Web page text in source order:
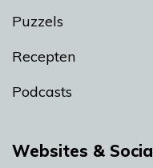
Puzzels
Recepten
Podcasts
Websites & Social